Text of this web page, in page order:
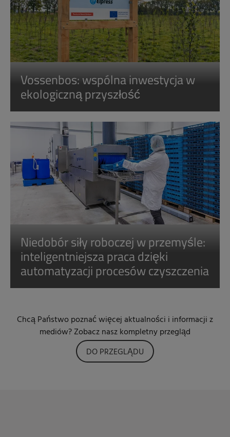
Vossenbos: wspólna inwestycja w
ekologiczną przyszłość
Niedobór siły roboczej w przemyśle:
inteligentniejsza praca dzięki
automatyzacji procesów czyszczenia
Chcą Państwo poznać więcej aktualności i informacji z
mediów? Zobacz nasz kompletny przegląd
DO PRZEGLĄDU